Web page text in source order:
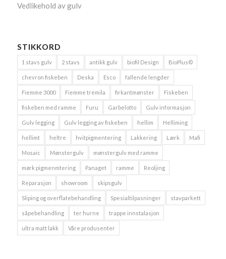
Vedlikehold av gulv
STIKKORD
1 stavs gulv 2 stavs antikk gulv biofil Design BioPlus©
chevron fiskeben Deska Esco fallende lengder
Fiemme 3000 Fiemme tremila firkantmønster Fiskeben
fiskeben med ramme Furu Garbelotto Gulv informasjon
Gulv legging Gulv legging av fiskeben hellim Helliming
hellimt heltre hvitpigmentering Lakkering Lærk Mafi
Mosaic Mønstergulv mønstergulv med ramme
mørk pigmenmtering Panaget ramme Reoljing
Reparasjon showroom skipsgulv
Sliping og overflatebehandling Spesialtilpasninger stavparkett
såpebehandling ter hurne trappe innstalasjon
ultra matt lakk Våre produsenter